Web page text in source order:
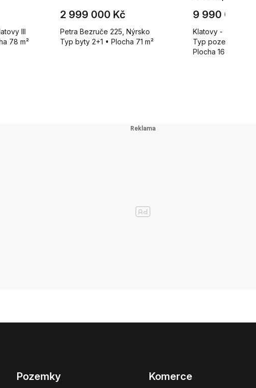
III
78 m²
2 999 000 Kč
Petra Bezruče 225, Nýrsko
Typ byty 2+1 • Plocha 71 m²
9 990 000 Kč
Klatovy -
Typ pozemky pro
Plocha 16 029 m²
Pozemky Komerce